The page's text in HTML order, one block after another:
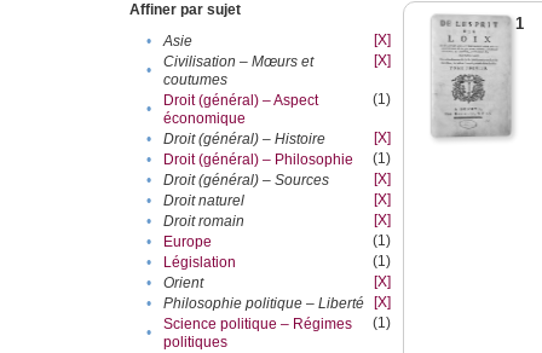
Affiner par sujet
•
Asie
[X]
•
Civilisation – Mœurs et
coutumes
[X]
•
Droit (général) – Aspect
économique
(1)
• Droit (général) – Histoire
[X]
•
Droit (général) – Philosophie
(1)
•
Droit (général) – Sources
[X]
•
Droit naturel
[X]
•
Droit romain
[X]
•
Europe
(1)
•
Législation
(1)
•
Orient
[X]
•
Philosophie politique – Liberté
[X]
•
Science politique – Régimes
politiques
(1)
1